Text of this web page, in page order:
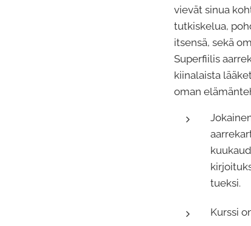
vievät sinua
tutkiskelua,
itsensä, sekä
Superfiilis
kiinalaista
oman
tueksi.
Kurssi